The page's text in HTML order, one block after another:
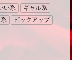
い系
ギャル系
ピックアップ